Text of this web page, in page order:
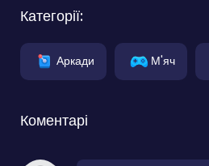
Категорії:
Аркади М'яч
Коментарі